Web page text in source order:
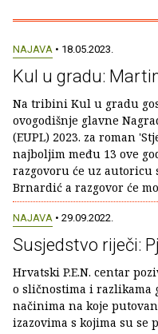
NAJAVA • 18.05.2023.
Kul u gradu:
Na tribini Kul u gradu
ovogodišnje glavne
(EUPL) 2023. za roman
najboljim među 13 ove
razgovoru će uz
Brnardić a razgovor će
NAJAVA • 29.09.2022.
Susjedstvo riječi:
Hrvatski P.E.N. centar
o sličnostima i razlikama
načinima na koje
izazovima s kojima su se